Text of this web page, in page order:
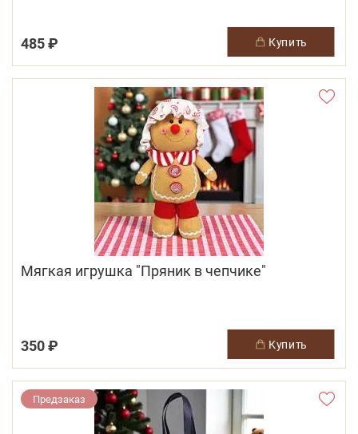
485 ₽ купить
Мягкая игрушка "Пряник в чепчике"
350 ₽ купить
Предзаказ